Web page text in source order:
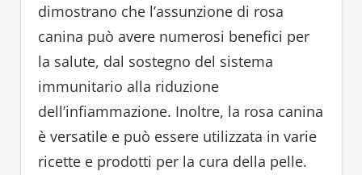
dimostrano che l’assunzione di rosa
canina può avere numerosi benefici per
la salute, dal sostegno del sistema
immunitario alla riduzione
dell’infiammazione. Inoltre, la rosa canina
è versatile e può essere utilizzata in varie
ricette e prodotti per la cura della pelle.